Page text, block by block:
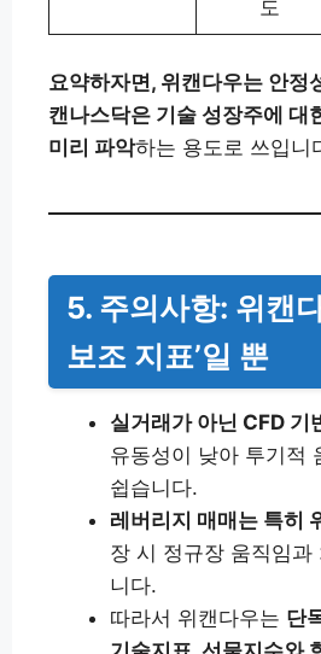
도
요약하자면, 위캔다우는 안정
캔나스닥은 기술 성장주에 대
미리 파악하는 용도로 쓰입니
5. 주의사항: 위캔
보조 지표’일 뿐
실거래가 아닌 CFD 기
유동성이 낮아 투기적
쉽습니다.
레버리지 매매는 특히
장 시 정규장 움직임과
니다.
따라서 위캔다우는 단